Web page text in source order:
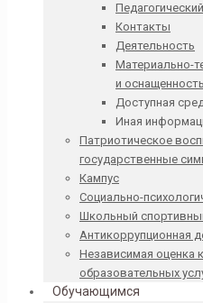
Контакты
Деятельность
Материально-
и оснащенность
Доступная
Иная
Патриотическое
государственные
Кампус
Социально-
Школьный
Антикоррупционная
Независимая оценка
образовательных
Обучающимся